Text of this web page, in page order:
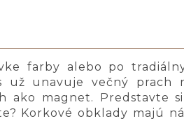
farby alebo po
už unavuje večný prach
ako magnet. Predstavte
Korkové obklady majú